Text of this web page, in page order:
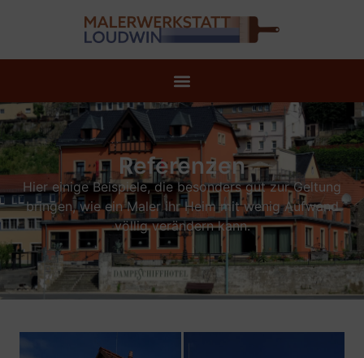
Referenzen
Hier einige Beispiele, die besonders gut zur Geltung
bringen, wie ein Maler ihr Heim mit wenig Aufwand
völlig verändern kann.